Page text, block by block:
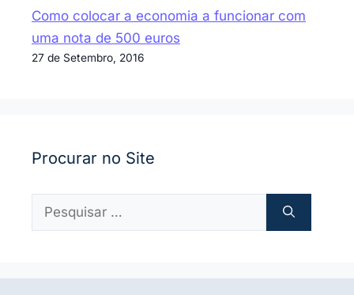
Como colocar a economia a funcionar com
uma nota de 500 euros
27 de Setembro, 2016
Procurar no Site
Pesquisar